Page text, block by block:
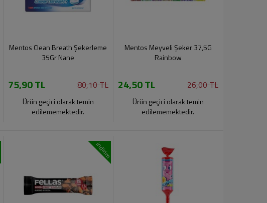
Mentos Clean Breath Şekerleme
35Gr Nane
75,90 TL 80,10 TL
Ürün geçici olarak temin
edilememektedir.
Mentos Meyveli Şeker 37,5G
Rainbow
24,50 TL 26,00 TL
Ürün geçici olarak temin
edilememektedir.
indirim